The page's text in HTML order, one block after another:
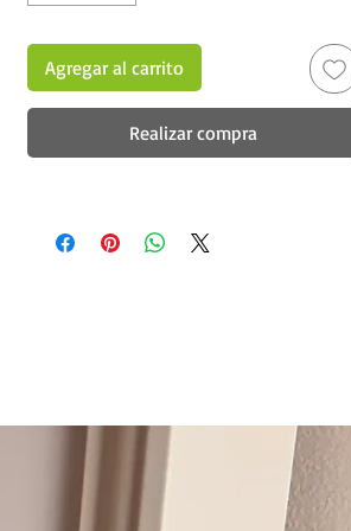
Agregar al carrito
Realizar compra